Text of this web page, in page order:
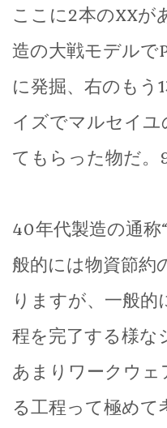
ここに2本のXX
造の大戦モデルで
に発掘、右のも
イズでマルセイ
てもらった物だ
40年代製造の通
般的には物資節
りますが、一般
程を完了する様
あまりワークウ
る工程って極め